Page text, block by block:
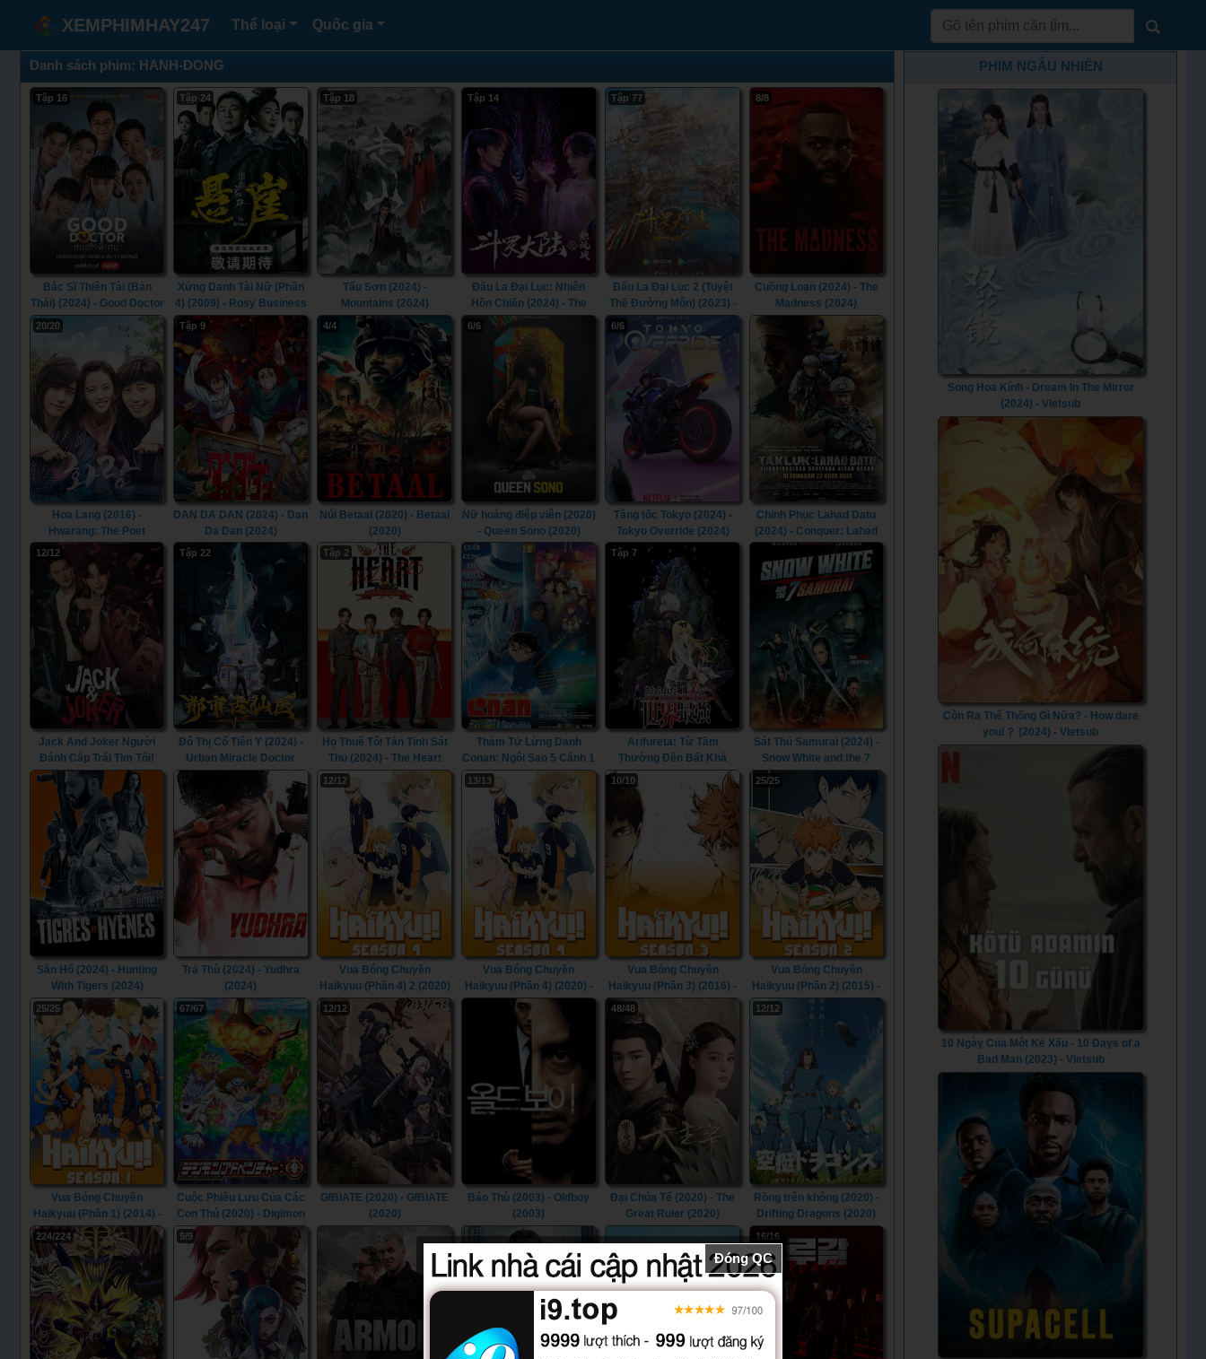
XEMPHIMHAY247 Thể loại Quốc gia
Danh sách phim: HANH-DONG
Tập 16
Bác Sĩ Thiên Tài (Bản
Thái) (2024) - Good Doctor
(Thailand Version) (2024)
Tập 24
Xứng Danh Tài Nữ (Phần
4) (2009) - Rosy Business
(Season 4) (2009)
Tập 18
Tẩu Sơn (2024) -
Mountains (2024)
Tập 14
Đấu La Đại Lục: Nhiên
Hồn Chiến (2024) - The
Land Of Warriors (2024)
Tập 77
Đấu La Đại Lục 2 (Tuyệt
Thế Đường Môn) (2023) -
Soul Land 2 (The Peerless
Tang Clan) (2023)
8/8
Cuồng Loạn (2024) - The
Madness (2024)
20/20
Hoa Lang (2016) -
Hwarang: The Poet
Warrior Youth (2016)
Tập 9
DAN DA DAN (2024) - Dan
Da Dan (2024)
4/4
Núi Betaal (2020) - Betaal
(2020)
6/6
Nữ hoàng điệp viên (2020)
- Queen Sono (2020)
6/6
Tăng tốc Tokyo (2024) -
Tokyo Override (2024)
Chinh Phục Lahad Datu
(2024) - Conquer: Lahad
Datu (2024)
12/12
Jack And Joker Người
Đánh Cắp Trái Tim Tôi!
(2024) - Jack & Joker U
Steal My Heart! (2024)
Tập 22
Đô Thị Cổ Tiên Y (2024) -
Urban Miracle Doctor
Tập 2
Họ Thuê Tôi Tán Tỉnh Sát
Thủ (2024) - The Heart
Killers (2024)
Thám Tử Lừng Danh
Conan: Ngôi Sao 5 Cánh 1
Triệu Đô (2024) -
Detective Conan Movie
27: The Million Dollar
Pentagram (2024)
Tập 7
Arifureta: Từ Tầm
Thường Đến Bất Khả
Chiến Bại (Phần 3) (2024)
- Arifureta: From
Commonplace To World's
Strongest (Season 3)
Sát Thủ Samurai (2024) -
Snow White and the 7
Samurai (2024)
Săn Hổ (2024) - Hunting
With Tigers (2024)
Trả Thù (2024) - Yudhra
(2024)
12/12
Vua Bóng Chuyền
Haikyuu (Phần 4) 2 (2020)
- Haikyu!! (Season 4) 2
(2020)
13/13
Vua Bóng Chuyền
Haikyuu (Phần 4) (2020) -
Haikyu!! (Season 4)
(2020)
10/10
Vua Bóng Chuyền
Haikyuu (Phần 3) (2016) -
Haikyu!! (Season 3)
25/25
Vua Bóng Chuyền
Haikyuu (Phần 2) (2015) -
Haikyu!! (Season 2)
(2015)
25/25
Vua Bóng Chuyền
Haikyuu (Phần 1) (2014) -
Haikyu!! (Season 1)
(2014)
67/67
Cuộc Phiêu Lưu Của Các
Con Thú (2020) - Digimon
Adventure (2020)
12/12
GIBIATE (2020) - GIBIATE
(2020)
Báo Thù (2003) - Oldboy
(2003)
48/48
Đại Chúa Tể (2020) - The
Great Ruler (2020)
12/12
Rồng trên không (2020) -
Drifting Dragons (2020)
224/224 9/9 16/16
PHIM NGẪU NHIÊN
Song Hoa Kính - Dream In The Mirror
(2024) - Vietsub
Còn Ra Thể Thống Gì Nữa? - How dare
you!？ (2024) - Vietsub
10 Ngày Của Một Kẻ Xấu - 10 Days of a
Bad Man (2023) - Vietsub
Đóng QC